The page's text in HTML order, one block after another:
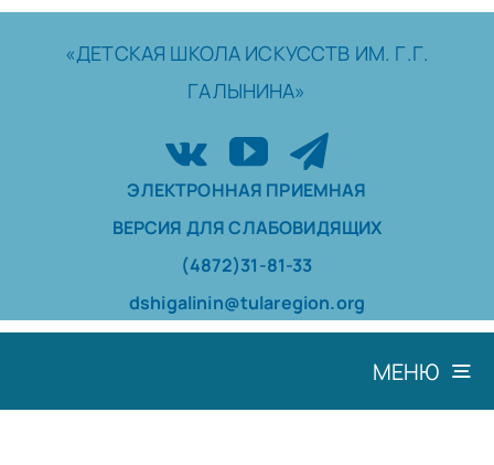
Skip
«ДЕТСКАЯ ШКОЛА ИСКУССТВ ИМ. Г.Г.
ГАЛЫНИНА»
ЭЛЕКТРОННАЯ ПРИЕМНАЯ
ВЕРСИЯ ДЛЯ СЛАБОВИДЯЩИХ
(4872)31-81-33
dshigalinin@tularegion.org
МЕНЮ